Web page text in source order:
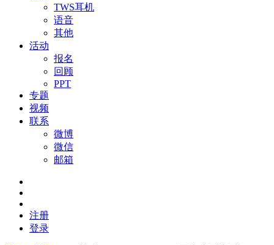
TWS耳机
语音
其他
活动
报名
回顾
PPT
专题
视频
联系
微博
微信
邮箱
注册
登录